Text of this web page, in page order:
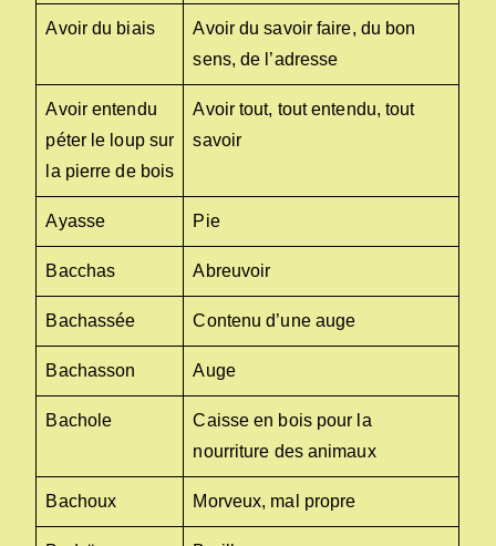
Avoir du biais
Avoir du savoir faire, du bon
sens, de l’adresse
Avoir entendu
péter le loup sur
la pierre de bois
Avoir tout, tout entendu, tout
savoir
Ayasse Pie
Bacchas Abreuvoir
Bachassée Contenu d’une auge
Bachasson Auge
Bachole
Caisse en bois pour la
nourriture des animaux
Bachoux Morveux, mal propre